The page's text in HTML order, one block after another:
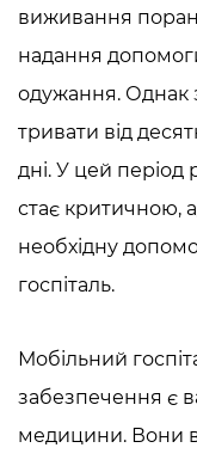
виживання
надання
одужання. Однак
тривати від
дні. У цей
стає критичною,
необхідну
госпіталь.
Мобільний
забезпечення є
медицини. Вони